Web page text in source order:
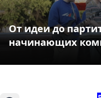
От идеи до
начинающих